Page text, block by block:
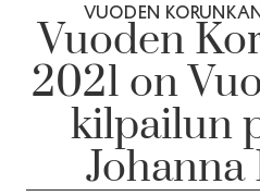
VUODEN
Vuoden
2021 on
kilpailun